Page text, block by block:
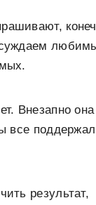
Внезапно она
все
результат,